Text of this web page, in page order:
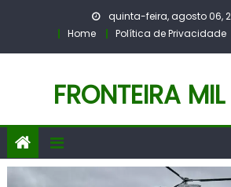
quinta-feira, agosto 06,
Home
Política de Privacidade
FRONTEIRA